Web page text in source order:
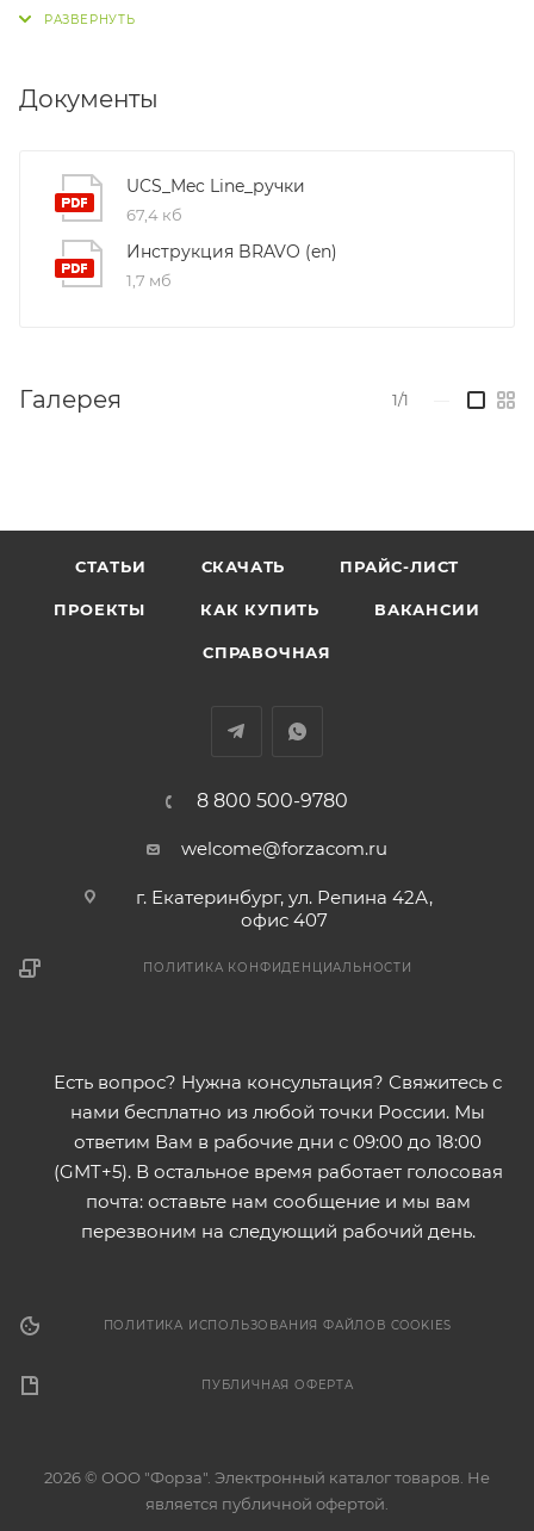
Документы
UCS_Mec Line_ручки
67,4 кб
Инструкция BRAVO (en)
1,7 мб
Галерея 1/1
СТАТЬИ СКАЧАТЬ ПРАЙС-ЛИСТ
ПРОЕКТЫ КАК КУПИТЬ ВАКАНСИИ
СПРАВОЧНАЯ
8 800 500-9780
welcome@forzacom.ru
г. Екатеринбург, ул. Репина 42А,
офис 407
ПОЛИТИКА КОНФИДЕНЦИАЛЬНОСТИ
Есть вопрос? Нужна консультация? Свяжитесь с
нами бесплатно из любой точки России. Мы
ответим Вам в рабочие дни с 09:00 до 18:00
(GMT+5). В остальное время работает голосовая
почта: оставьте нам сообщение и мы вам
перезвоним на следующий рабочий день.
ПОЛИТИКА ИСПОЛЬЗОВАНИЯ ФАЙЛОВ COOKIES
ПУБЛИЧНАЯ ОФЕРТА
2026 © ООО "Форза". Электронный каталог товаров. Не
является публичной офертой.